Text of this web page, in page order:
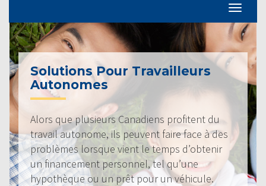
Solutions Pour Travailleurs
Autonomes
Alors que plusieurs Canadiens profitent du
travail autonome, ils peuvent faire face à des
problèmes lorsque vient le temps d’obtenir
un financement personnel, tel qu’une
hypothèque ou un prêt pour un véhicule.